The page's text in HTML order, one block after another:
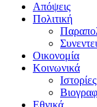
άποψη
μέχρι
Απόψεις
Πολιτική
Οικονομία
Κοινωνικά
Ιστορίες
Εθνικά